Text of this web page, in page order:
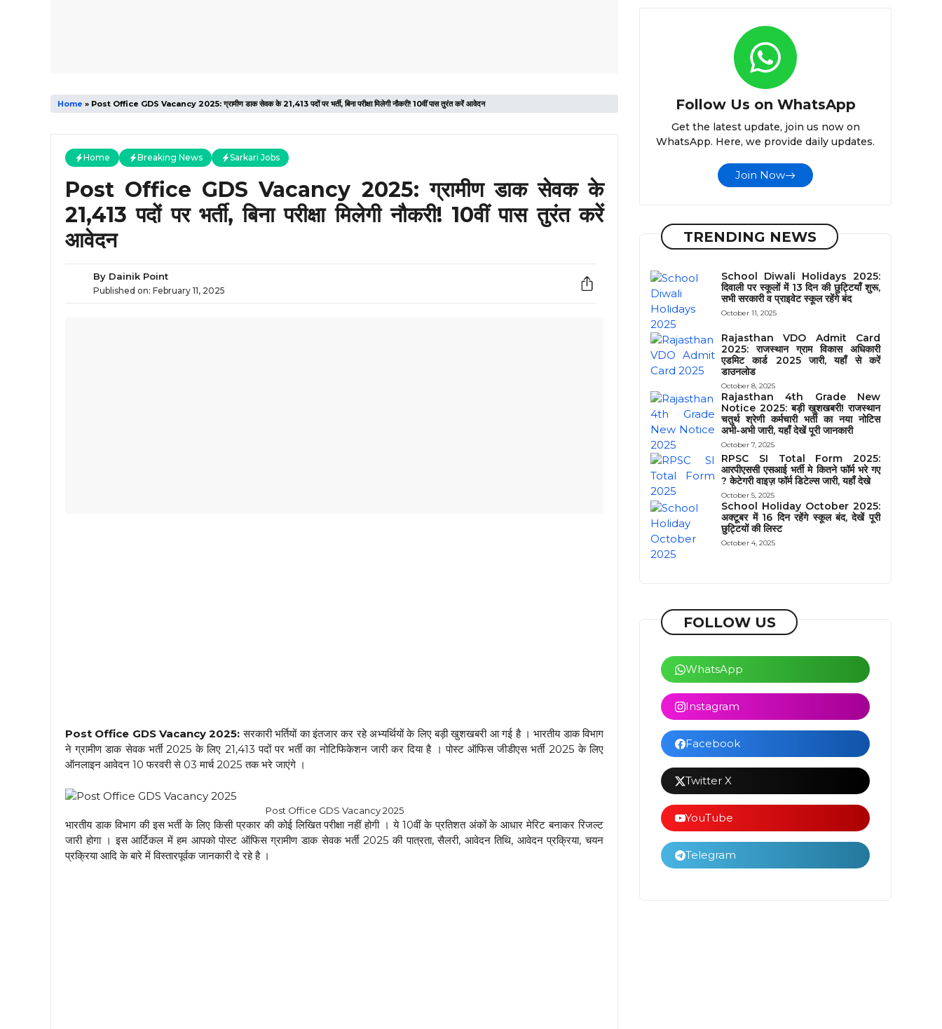
Home » Post Office GDS Vacancy 2025: ग्रामीण डाक सेवक के 21,413 पदों पर भर्ती, बिना परीक्षा मिलेगी नौकरी! 10वीं पास तुरंत करें आवेदन
Home Breaking News Sarkari Jobs
Post Office GDS Vacancy 2025: ग्रामीण डाक सेवक के
21,413 पदों पर भर्ती, बिना परीक्षा मिलेगी नौकरी! 10वीं पास तुरंत करें
आवेदन
By Dainik Point
Published on: February 11, 2025
Post Office GDS Vacancy 2025:सरकारी भर्तियों का इंतजार कर रहे अभ्यर्थियों के लिए बड़ी खुशखबरी आ गई है । भारतीय डाक विभाग
ने ग्रामीण डाक सेवक भर्ती 2025 के लिए 21,413 पदों पर भर्ती का नोटिफिकेशन जारी कर दिया है । पोस्ट ऑफिस जीडीएस भर्ती 2025 के लिए
ऑनलाइन आवेदन 10 फरवरी से 03 मार्च 2025 तक भरे जाएंगे ।
Post Office GDS Vacancy 2025
भारतीय डाक विभाग की इस भर्ती के लिए किसी प्रकार की कोई लिखित परीक्षा नहीं होगी । ये 10वीं के प्रतिशत अंकों के आधार मेरिट बनाकर रिजल्ट
जारी होगा । इस आर्टिकल में हम आपको पोस्ट ऑफिस ग्रामीण डाक सेवक भर्ती 2025 की पात्रता, सैलरी, आवेदन तिथि, आवेदन प्रक्रिया, चयन
प्रक्रिया आदि के बारे में विस्तारपूर्वक जानकारी दे रहे है ।
Follow Us on WhatsApp
Get the latest update, join us now on
WhatsApp. Here, we provide daily updates.
Join Now
TRENDING NEWS
School Diwali Holidays 2025:
दिवाली पर स्कूलों में 13 दिन की छुट्टियाँ शुरू,
सभी सरकारी व प्राइवेट स्कूल रहेंगे बंद
October 11, 2025
Rajasthan VDO Admit Card
2025: राजस्थान ग्राम विकास अधिकारी
एडमिट कार्ड 2025 जारी, यहाँ से करें
डाउनलोड
October 8, 2025
Rajasthan 4th Grade New
Notice 2025: बड़ी खुशखबरी! राजस्थान
चतुर्थ श्रेणी कर्मचारी भर्ती का नया नोटिस
अभी-अभी जारी, यहाँ देखें पूरी जानकारी
October 7, 2025
RPSC SI Total Form 2025:
आरपीएससी एसआई भर्ती मे कितने फॉर्म भरे गए
? केटेगरी वाइज़ फॉर्म डिटेल्स जारी, यहाँ देखे
October 5, 2025
School Holiday October 2025:
अक्टूबर में 16 दिन रहेंगे स्कूल बंद, देखें पूरी
छुट्टियों की लिस्ट
October 4, 2025
FOLLOW US
WhatsApp
Instagram
Facebook
Twitter X
YouTube
Telegram